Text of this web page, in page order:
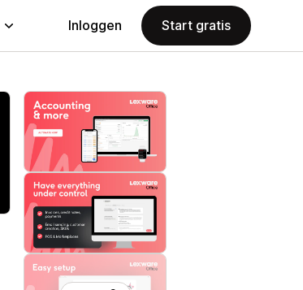
Inloggen Start gratis